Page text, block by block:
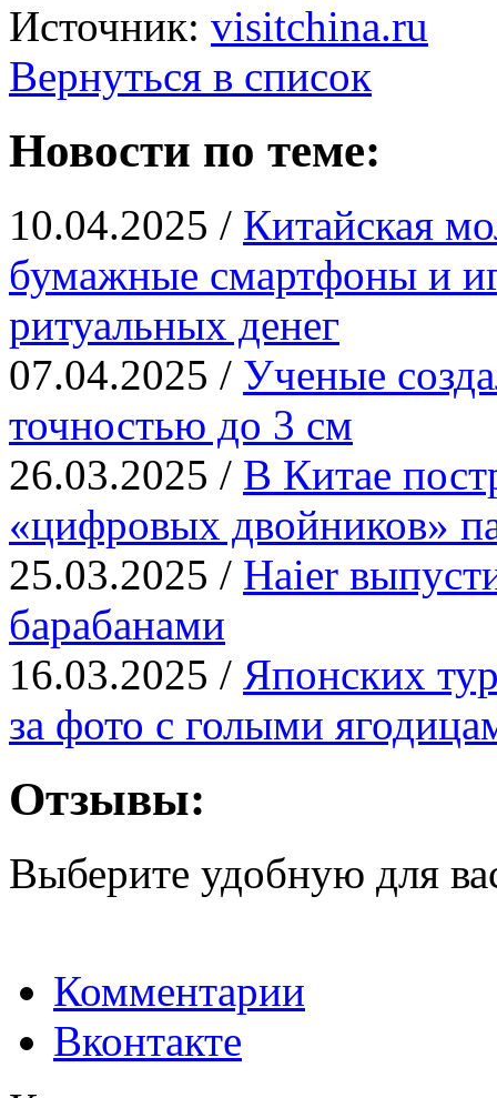
Источник: visitchina.ru
Вернуться в список
Новости по теме:
10.04.2025 / Китайская
бумажные смартфоны и
ритуальных денег
07.04.2025 / Ученые
точностью до 3 см
26.03.2025 / В Китае
«цифровых двойников»
25.03.2025 / Haier
барабанами
16.03.2025 / Японских
за фото с голыми
Отзывы:
Выберите удобную для
Комментарии
Вконтакте